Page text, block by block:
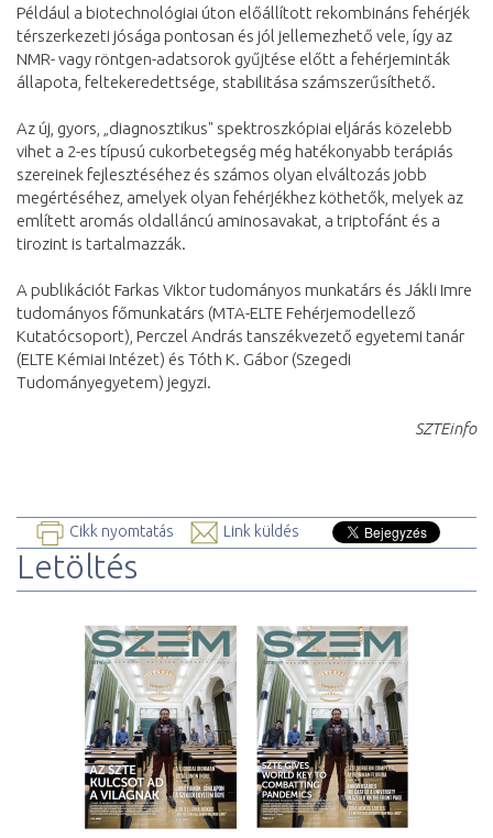
Például a biotechnológiai úton előállított rekombináns fehérjék
térszerkezeti jósága pontosan és jól jellemezhető vele, így az
NMR- vagy röntgen-adatsorok gyűjtése előtt a fehérjeminták
állapota, feltekeredettsége, stabilitása számszerűsíthető.
Az új, gyors, „diagnosztikus" spektroszkópiai eljárás közelebb
vihet a 2-es típusú cukorbetegség még hatékonyabb terápiás
szereinek fejlesztéséhez és számos olyan elváltozás jobb
megértéséhez, amelyek olyan fehérjékhez köthetők, melyek az
említett aromás oldalláncú aminosavakat, a triptofánt és a
tirozint is tartalmazzák.
A publikációt Farkas Viktor tudományos munkatárs és Jákli Imre
tudományos főmunkatárs (MTA-ELTE Fehérjemodellező
Kutatócsoport), Perczel András tanszékvezető egyetemi tanár
(ELTE Kémiai Intézet) és Tóth K. Gábor (Szegedi
Tudományegyetem) jegyzi.
SZTEinfo
Cikk nyomtatás Link küldés
Letöltés